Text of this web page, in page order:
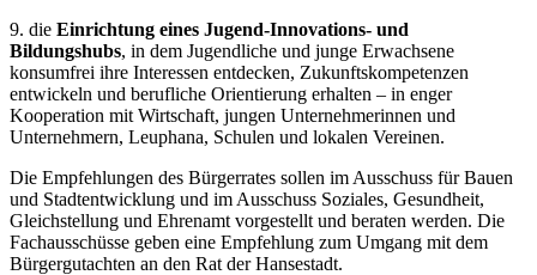
9. die Einrichtung eines Jugend-Innovations- und
Bildungshubs, in dem Jugendliche und junge Erwachsene
konsumfrei ihre Interessen entdecken, Zukunftskompetenzen
entwickeln und berufliche Orientierung erhalten – in enger
Kooperation mit Wirtschaft, jungen Unternehmerinnen und
Unternehmern, Leuphana, Schulen und lokalen Vereinen.
Die Empfehlungen des Bürgerrates sollen im Ausschuss für Bauen
und Stadtentwicklung und im Ausschuss Soziales, Gesundheit,
Gleichstellung und Ehrenamt vorgestellt und beraten werden. Die
Fachausschüsse geben eine Empfehlung zum Umgang mit dem
Bürgergutachten an den Rat der Hansestadt.